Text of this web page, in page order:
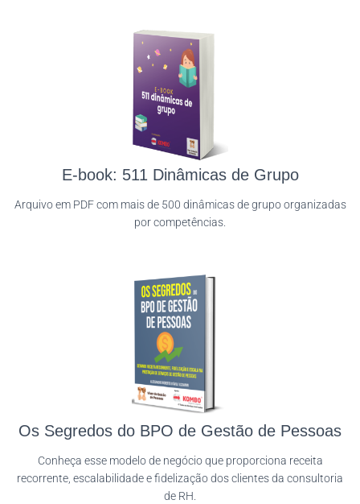
E-book: 511 Dinâmicas de Grupo
Arquivo em PDF com mais de 500 dinâmicas de grupo organizadas
por competências.
Os Segredos do BPO de Gestão de Pessoas
Conheça esse modelo de negócio que proporciona receita
recorrente, escalabilidade e fidelização dos clientes da consultoria
de RH.